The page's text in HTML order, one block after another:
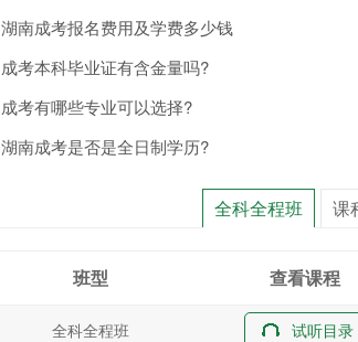
湖南成考报名费用及学费多少钱
成考本科毕业证有含金量吗?
成考有哪些专业可以选择?
湖南成考是否是全日制学历?
全科全程班 课
班型 查看课程
全科全程班 试听目录